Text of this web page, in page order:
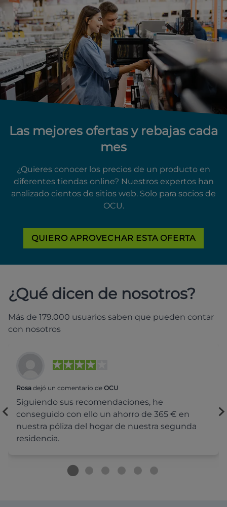
Las mejores ofertas y rebajas cada
mes
¿Quieres conocer los precios de un producto en
diferentes tiendas online? Nuestros expertos han
analizado cientos de sitios web. Solo para socios de
OCU.
QUIERO APROVECHAR ESTA OFERTA
¿Qué dicen de nosotros?
Más de 179.000 usuarios saben que pueden contar
con nosotros
Rosa dejó un comentario de OCU
Siguiendo sus recomendaciones, he
conseguido con ello un ahorro de 365 € en
nuestra póliza del hogar de nuestra segunda
residencia.